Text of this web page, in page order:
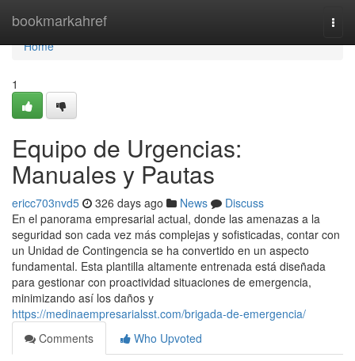
bookmarkahref
Home
Home
1
Equipo de Urgencias:
Manuales y Pautas
ericc703nvd5 326 days ago News
Discuss
En el panorama empresarial actual, donde las amenazas a la
seguridad son cada vez más complejas y sofisticadas, contar con
un Unidad de Contingencia se ha convertido en un aspecto
fundamental. Esta plantilla altamente entrenada está diseñada
para gestionar con proactividad situaciones de emergencia,
minimizando así los daños y
https://medinaempresarialsst.com/brigada-de-emergencia/
Comments
Who Upvoted